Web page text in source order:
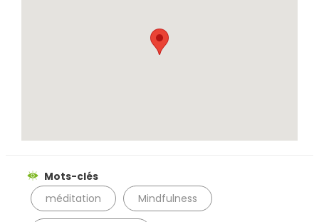
Mots-clés
méditation
Mindfulness